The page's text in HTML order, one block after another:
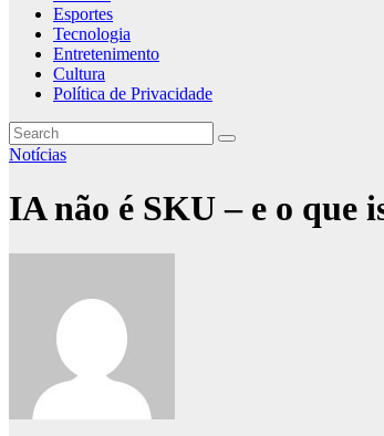
Esportes
Tecnologia
Entretenimento
Cultura
Política de Privacidade
Notícias
IA não é SKU – e o que